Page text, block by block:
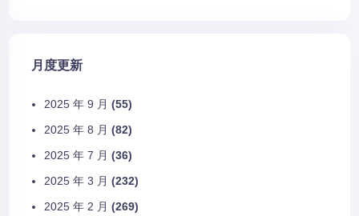
月度更新
2025 年 9 月 (55)
2025 年 8 月 (82)
2025 年 7 月 (36)
2025 年 3 月 (232)
2025 年 2 月 (269)